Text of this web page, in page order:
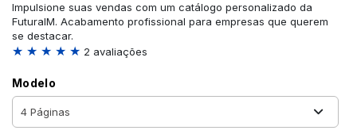
Impulsione suas vendas com um catálogo personalizado da
FuturaIM. Acabamento profissional para empresas que querem
se destacar.
★ ★ ★ ★ ★ 2 avaliações
Modelo